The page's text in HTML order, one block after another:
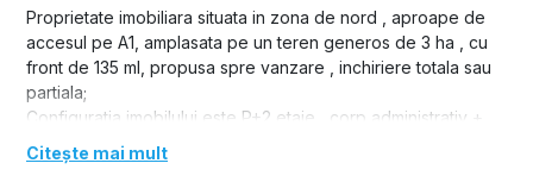
Proprietate imobiliara situata in zona de nord , aproape de
accesul pe A1, amplasata pe un teren generos de 3 ha , cu
front de 135 ml, propusa spre vanzare , inchiriere totala sau
partiala;
Configuratia imobilului este P+2 etaje , corp administrativ +
atelier + service auto acces TIR
Parter- corp administrativ : Showroom, depozite( 2x85
Citește mai mult